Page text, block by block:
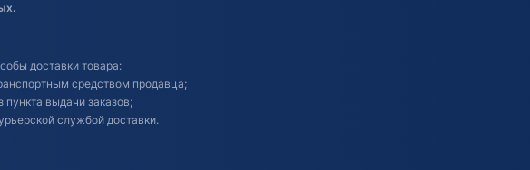
доставки товара:
средством продавца;
пункта выдачи заказов;
службой доставки.